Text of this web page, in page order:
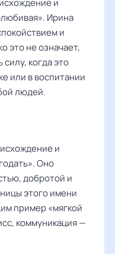
и
Ирина
и
это не означает,
когда это
или в воспитании
людей.
и
Оно
добротой и
этого имени
пример «мягкой
коммуникация —